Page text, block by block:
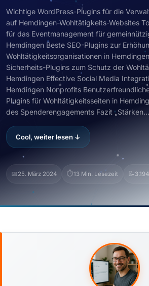
Wichtige WordPress-Plugins für die
auf Hemdingen-Wohltätigkeits-Websites
für das Eventmanagement für
Hemdingen Beste SEO-Plugins zur
Wohltätigkeitsorganisationen in
Sicherheits-Plugins zum Schutz der
Hemdingen Effective Social Media
Hemdingen Nonprofits
Plugins für Wohltätigkeitsseiten in
des Spenderengagements Fazit „Stärken...
Cool, weiter lesen ↓
📅 25. März 2024 ⏱️13 Min. Lesezeit 📝